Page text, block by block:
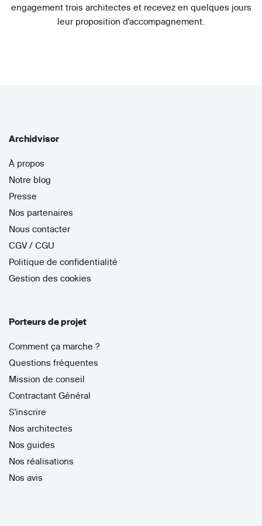
engagement trois architectes et recevez en quelques jours
leur proposition d'accompagnement.
Archidvisor
À propos
Notre blog
Presse
Nos partenaires
Nous contacter
CGV / CGU
Politique de confidentialité
Gestion des cookies
Porteurs de projet
Comment ça marche ?
Questions fréquentes
Mission de conseil
Contractant Général
S'inscrire
Nos architectes
Nos guides
Nos réalisations
Nos avis